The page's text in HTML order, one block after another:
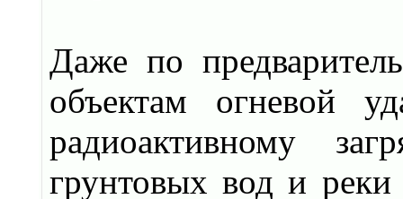
Даже по
объектам огневой
радиоактивному
грунтовых вод и